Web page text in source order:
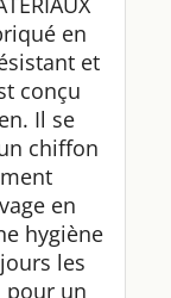
en
et
conçu
Il se
chiffon
en
hygiène
les
pour un